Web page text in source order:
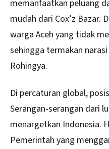
memanfaatkan peluang
mudah dari Cox’z Bazar.
warga Aceh yang tidak
sehingga termakan
Rohingya.
Di percaturan global,
Serangan-serangan dari
menargetkan Indonesia.
Pemerintah yang